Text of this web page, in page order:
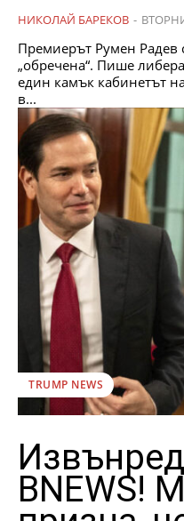
НИКОЛАЙ БАРЕКОВ -
Премиерът Румен Радев
„обречена“. Пише
един камък кабинетът
в...
TRUMP NEWS
BNEWS!